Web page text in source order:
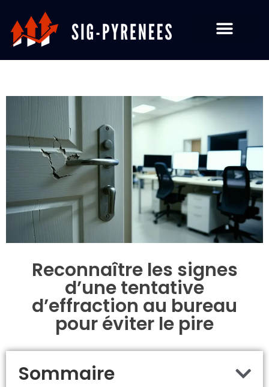
Reconnaître les signes
d’une tentative
d’effraction au bureau
pour éviter le pire
Sommaire